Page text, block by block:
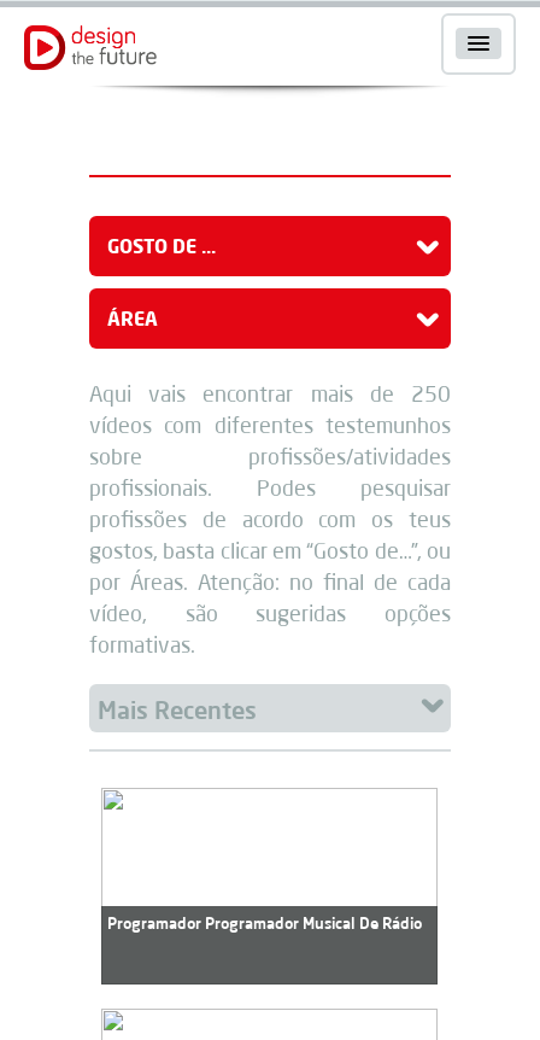
GOSTO DE ...
ÁREA
Aqui vais encontrar mais de 250
vídeos com diferentes testemunhos
sobre profissões/atividades
profissionais. Podes pesquisar
profissões de acordo com os teus
gostos, basta clicar em “Gosto de…”, ou
por Áreas. Atenção: no final de cada
vídeo, são sugeridas opções
formativas.
Programador Programador Musical De Rádio